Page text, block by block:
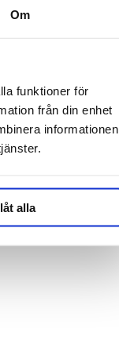
Om
funktioner för
från din enhet
informationen
alla
3" TC Brewtools